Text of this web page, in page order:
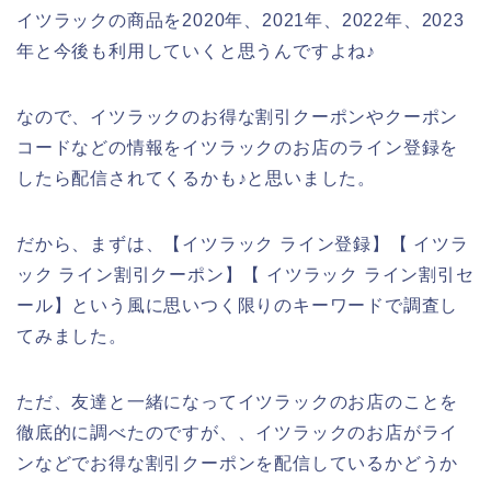
イツラックの商品を2020年、2021年、2022年、2023
年と今後も利用していくと思うんですよね♪
なので、イツラックのお得な割引クーポンやクーポン
コードなどの情報をイツラックのお店のライン登録を
したら配信されてくるかも♪と思いました。
だから、まずは、【イツラック ライン登録】【 イツラ
ック ライン割引クーポン】【 イツラック ライン割引セ
ール】という風に思いつく限りのキーワードで調査し
てみました。
ただ、友達と一緒になってイツラックのお店のことを
徹底的に調べたのですが、、イツラックのお店がライ
ンなどでお得な割引クーポンを配信しているかどうか